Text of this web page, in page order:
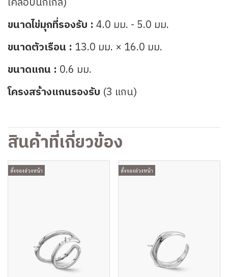
ขนาดไข่มุกที่รองรับ : 4.0 มม. - 5.0 มม.
ขนาดตัวเรือน : 13.0 มม. × 16.0 มม.
ขนาดแกน : 0.6 มม.
โครงสร้างแกนรองรับ (3 แกน)
สินค้าที่เกี่ยวข้อง
สั่งจองล่วงหน้า สั่งจองล่วงหน้า